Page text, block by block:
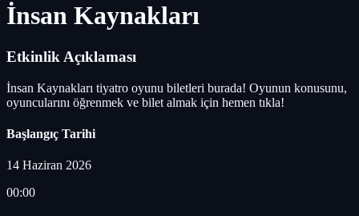
İnsan Kaynakları
Etkinlik Açıklaması
İnsan Kaynakları tiyatro oyunu biletleri burada! Oyunun konusunu,
oyuncularını öğrenmek ve bilet almak için hemen tıkla!
Başlangıç Tarihi
14 Haziran 2026
00:00